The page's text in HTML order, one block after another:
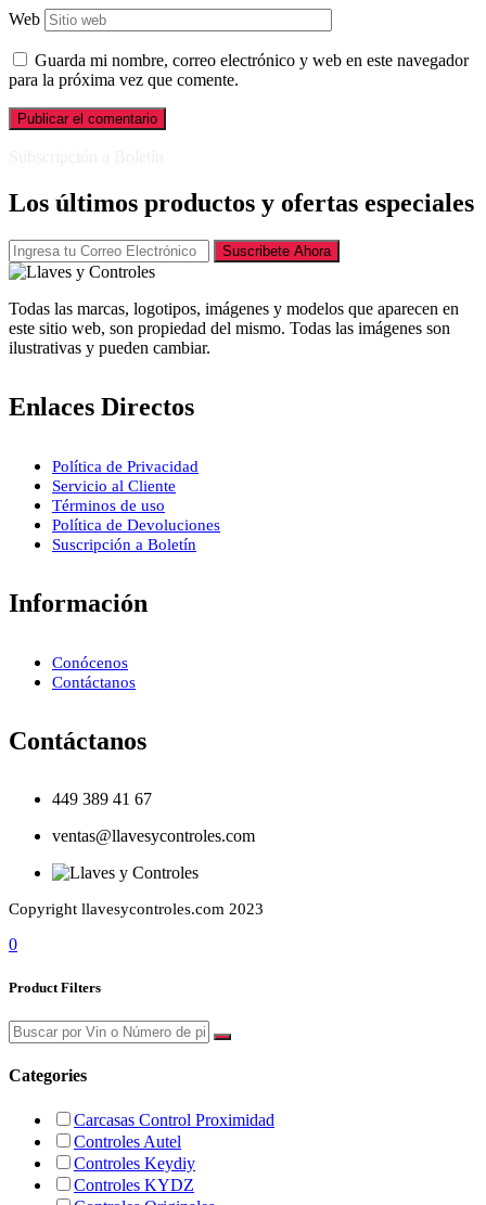
Web
Guarda mi nombre, correo electrónico y web en este navegador
para la próxima vez que comente.
Los últimos productos y ofertas especiales
Suscribete Ahora
Todas las marcas, logotipos, imágenes y modelos que aparecen en
este sitio web, son propiedad del mismo. Todas las imágenes son
ilustrativas y pueden cambiar.
Enlaces Directos
Política de Privacidad
Servicio al Cliente
Términos de uso
Política de Devoluciones
Suscripción a Boletín
Información
Conócenos
Contáctanos
Contáctanos
449 389 41 67
ventas@llavesycontroles.com
Copyright llavesycontroles.com 2023
0
Product Filters
Categories
Carcasas Control Proximidad
Controles Autel
Controles Keydiy
Controles KYDZ